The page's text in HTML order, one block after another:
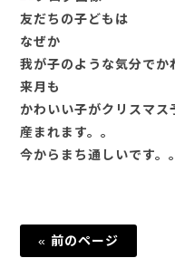
友だちの子どもは
なぜか
我が子のような気分でか
来月も
かわいい子がクリスマス
産まれます。。
今からまち通しいです。
« 前のページ